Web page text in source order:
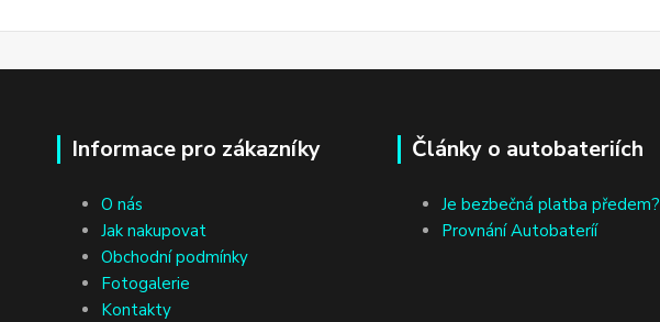
Informace pro zákazníky
O nás
Jak nakupovat
Obchodní podmínky
Fotogalerie
Kontakty
Články o autobateriích
Je bezbečná platba předem?
Provnání Autobateríí